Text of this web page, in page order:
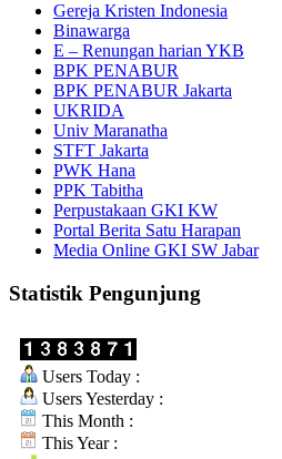
Gereja Kristen Indonesia
Binawarga
E – Renungan harian YKB
BPK PENABUR
BPK PENABUR Jakarta
UKRIDA
Univ Maranatha
STFT Jakarta
PWK Hana
PPK Tabitha
Perpustakaan GKI KW
Portal Berita Satu Harapan
Media Online GKI SW Jabar
Statistik Pengunjung
Users Today :
Users Yesterday :
This Month :
This Year :